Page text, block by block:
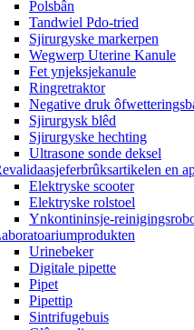
Polsbân
Tandwiel Pdo-tried
Sjirurgyske markerpen
Wegwerp Uterine Kanule
Fet ynjeksjekanule
Ringretraktor
Negative druk
Sjirurgysk blêd
Sjirurgyske hechting
Ultrasone sonde deksel
en
Elektryske scooter
Elektryske rolstoel
Ynkontininsje-
Urinebeker
Digitale pipette
Pipet
Pipettip
Sintrifugebuis